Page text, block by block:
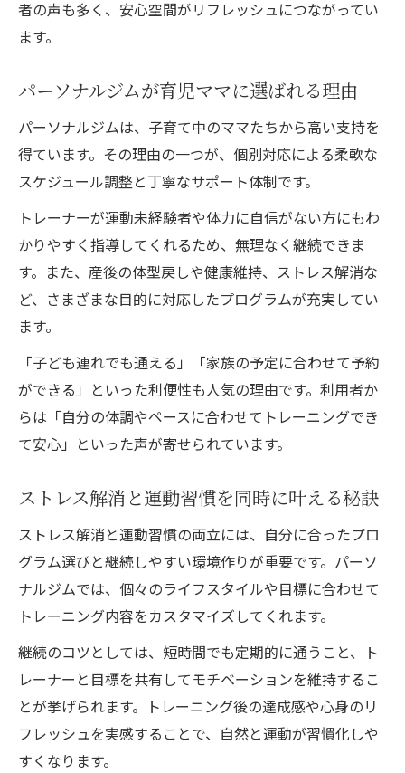
者の声も多く、安心空間がリフレッシュにつながってい
ます。
パーソナルジムが育児ママに選ばれる理由
パーソナルジムは、子育て中のママたちから高い支持を
得ています。その理由の一つが、個別対応による柔軟な
スケジュール調整と丁寧なサポート体制です。
トレーナーが運動未経験者や体力に自信がない方にもわ
かりやすく指導してくれるため、無理なく継続できま
す。また、産後の体型戻しや健康維持、ストレス解消な
ど、さまざまな目的に対応したプログラムが充実してい
ます。
「子ども連れでも通える」「家族の予定に合わせて予約
ができる」といった利便性も人気の理由です。利用者か
らは「自分の体調やペースに合わせてトレーニングでき
て安心」といった声が寄せられています。
ストレス解消と運動習慣を同時に叶える秘訣
ストレス解消と運動習慣の両立には、自分に合ったプロ
グラム選びと継続しやすい環境作りが重要です。パーソ
ナルジムでは、個々のライフスタイルや目標に合わせて
トレーニング内容をカスタマイズしてくれます。
継続のコツとしては、短時間でも定期的に通うこと、ト
レーナーと目標を共有してモチベーションを維持するこ
とが挙げられます。トレーニング後の達成感や心身のリ
フレッシュを実感することで、自然と運動が習慣化しや
すくなります。